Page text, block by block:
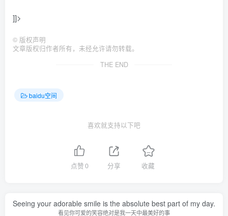
]]>
© 版权声明
文章版权归作者所有，未经允许请勿转载。
THE END
baidu空间
喜欢就支持以下吧
点赞0 分享 收藏
Seeing your adorable smile is the absolute best part of my day.
看见你可爱的笑容绝对是我一天中最美好的事